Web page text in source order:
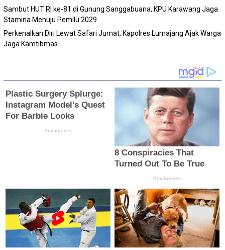
Sambut HUT RI ke-81 di Gunung Sanggabuana, KPU Karawang Jaga
Stamina Menuju Pemilu 2029
Perkenalkan Diri Lewat Safari Jumat, Kapolres Lumajang Ajak Warga
Jaga Kamtibmas